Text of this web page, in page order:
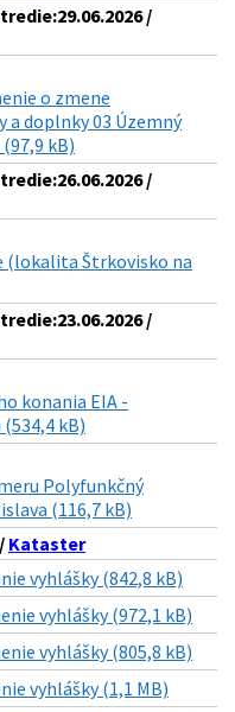
/
o zmene
doplnky 03 Územný
kB)
/
(lokalita Štrkovisko na
/
konania EIA -
kB)
Polyfunkčný
(116,7 kB)
Kataster
vyhlášky (842,8 kB)
vyhlášky (972,1 kB)
vyhlášky (805,8 kB)
vyhlášky (1,1 MB)